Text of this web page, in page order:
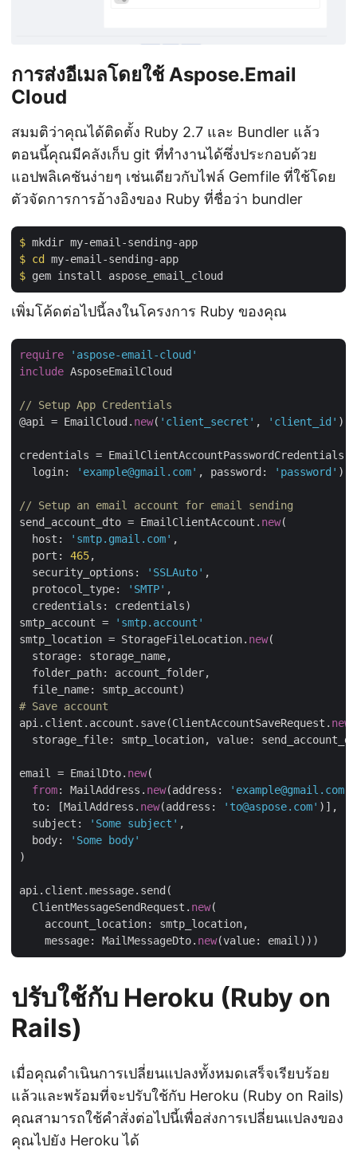
การส่งอีเมลโดยใช้ Aspose.Email
Cloud
สมมติว่าคุณได้ติดตั้ง Ruby 2.7 และ Bundler แล้ว
ตอนนี้คุณมีคลังเก็บ git ที่ทำงานได้ซึ่งประกอบด้วย
แอปพลิเคชันง่ายๆ เช่นเดียวกับไฟล์ Gemfile ที่ใช้โดย
ตัวจัดการการอ้างอิงของ Ruby ที่ชื่อว่า bundler
$ mkdir my-email-sending-app
$ cd
my-email-sending-app
$ gem install aspose_email_cloud
เพิ่มโค้ดต่อไปนี้ลงในโครงการ Ruby ของคุณ
require
'aspose-email-cloud'
include AsposeEmailCloud
// Setup App Credentials
@api = EmailCloud. new( 'client_secret' , 'client_id' )
credentials = EmailClientAccountPasswordCredentials.
  login:
'example@gmail.com' , password: 'password' )
// Setup an email account for email sending
send_account_dto = EmailClientAccount. new(
  host:
'smtp.gmail.com' ,
  port:
465,
  security_options:
'SSLAuto' ,
  protocol_type:
'SMTP' ,
  credentials: credentials)
smtp_account =
'smtp.account'
smtp_location = StorageFileLocation. new(
  storage: storage_name,
  folder_path: account_folder,
# Save account
api.client.account.save(ClientAccountSaveRequest. new
storage_file: smtp_location, value:
email = EmailDto. new(
from: MailAddress. new(address: 'example@gmail.com'
  to: [MailAddress.
new(address: 'to@aspose.com' )],
  subject:
'Some subject' ,
  body:
'Some body'
)
api.client.message.send(
  ClientMessageSendRequest.
new(
    account_location: smtp_location,
    message: MailMessageDto.
new
ปรับใช้กับ Heroku (Ruby on
Rails)
เมื่อคุณดำเนินการเปลี่ยนแปลงทั้งหมดเสร็จเรียบร้อย
แล้วและพร้อมที่จะปรับใช้กับ Heroku (Ruby on Rails)
คุณสามารถใช้คำสั่งต่อไปนี้เพื่อส่งการเปลี่ยนแปลงของ
คุณไปยัง Heroku ได้